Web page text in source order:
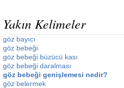
Yakın Kelimeler
göz bayıcı
göz bebeği
göz bebeği büzücü kası
göz bebeği daralması
göz bebeği genişlemesi nedir?
göz belermek